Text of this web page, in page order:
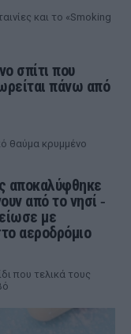
και το «Smoking
σπίτι που
πάνω από
θαύμα κρυμμένο
αποκαλύφθηκε
από το νησί ‑
με
αεροδρόμιο
που τελικά τους